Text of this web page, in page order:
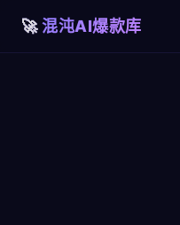
混沌AI爆款库